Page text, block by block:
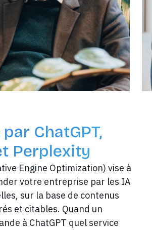
unique lui a permis de
la première plateforme
marketing de rationaliser
en contenus
durablement leurs revenus
ChatGPT,
Perplexity
Engine Optimization) vise à
votre entreprise par les IA
sur la base de contenus
et citables. Quand un
à ChatGPT quel service